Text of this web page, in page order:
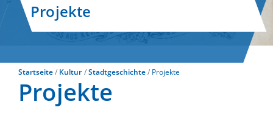
Projekte
Startseite Kultur Stadtgeschichte Projekte
Projekte